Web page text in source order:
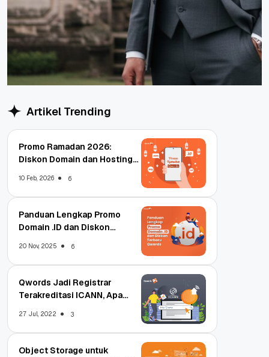
Artikel Trending
Promo Ramadan 2026:
Diskon Domain dan Hosting
10 Feb, 2026 6
Panduan Lengkap Promo
Domain .ID dan Diskon
20 Nov, 2025 6
Qwords Jadi Registrar
Terakreditasi ICANN, Apa
27 Jul, 2022 3
Object Storage untuk